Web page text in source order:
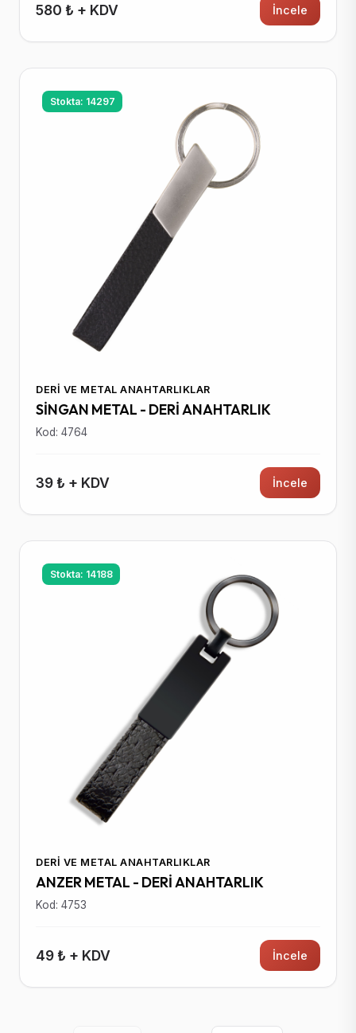
580 ₺ + KDV İncele
Stokta: 14297
DERI VE METAL ANAHTARLIKLAR
SİNGAN METAL - DERİ ANAHTARLIK
Kod: 4764
39 ₺ + KDV İncele
Stokta: 14188
DERI VE METAL ANAHTARLIKLAR
ANZER METAL - DERİ ANAHTARLIK
Kod: 4753
49 ₺ + KDV İncele